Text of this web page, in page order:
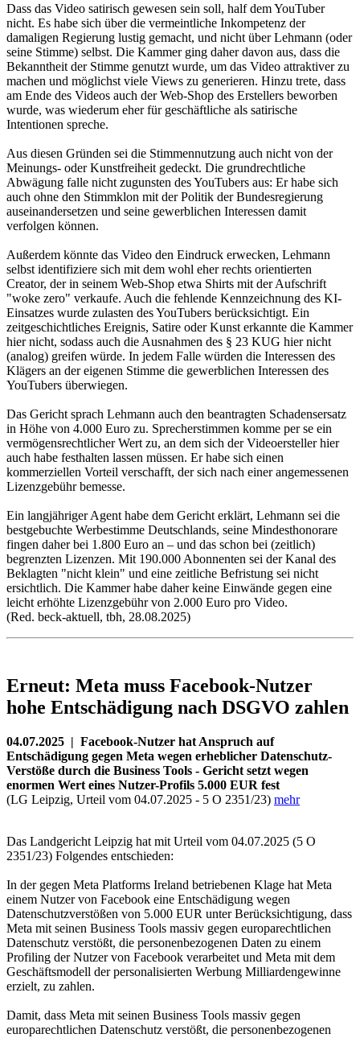
Dass das Video satirisch gewesen sein soll, half dem YouTuber
nicht. Es habe sich über die vermeintliche Inkompetenz der
damaligen Regierung lustig gemacht, und nicht über Lehmann (oder
seine Stimme) selbst. Die Kammer ging daher davon aus, dass die
Bekanntheit der Stimme genutzt wurde, um das Video attraktiver zu
machen und möglichst viele Views zu generieren. Hinzu trete, dass
am Ende des Videos auch der Web-Shop des Erstellers beworben
wurde, was wiederum eher für geschäftliche als satirische
Intentionen spreche.
Aus diesen Gründen sei die Stimmennutzung auch nicht von der
Meinungs- oder Kunstfreiheit gedeckt. Die grundrechtliche
Abwägung falle nicht zugunsten des YouTubers aus: Er habe sich
auch ohne den Stimmklon mit der Politik der Bundesregierung
auseinandersetzen und seine gewerblichen Interessen damit
verfolgen können.
Außerdem könnte das Video den Eindruck erwecken, Lehmann
selbst identifiziere sich mit dem wohl eher rechts orientierten
Creator, der in seinem Web-Shop etwa Shirts mit der Aufschrift
"woke zero" verkaufe. Auch die fehlende Kennzeichnung des KI-
Einsatzes wurde zulasten des YouTubers berücksichtigt. Ein
zeitgeschichtliches Ereignis, Satire oder Kunst erkannte die Kammer
hier nicht, sodass auch die Ausnahmen des § 23 KUG hier nicht
(analog) greifen würde. In jedem Falle würden die Interessen des
Klägers an der eigenen Stimme die gewerblichen Interessen des
YouTubers überwiegen.
Das Gericht sprach Lehmann auch den beantragten Schadensersatz
in Höhe von 4.000 Euro zu. Sprecherstimmen komme per se ein
vermögensrechtlicher Wert zu, an dem sich der Videoersteller hier
auch habe festhalten lassen müssen. Er habe sich einen
kommerziellen Vorteil verschafft, der sich nach einer angemessenen
Lizenzgebühr bemesse.
Ein langjähriger Agent habe dem Gericht erklärt, Lehmann sei die
bestgebuchte Werbestimme Deutschlands, seine Mindesthonorare
fingen daher bei 1.800 Euro an – und das schon bei (zeitlich)
begrenzten Lizenzen. Mit 190.000 Abonnenten sei der Kanal des
Beklagten "nicht klein" und eine zeitliche Befristung sei nicht
ersichtlich. Die Kammer habe daher keine Einwände gegen eine
leicht erhöhte Lizenzgebühr von 2.000 Euro pro Video.
(Red. beck-aktuell, tbh, 28.08.2025)
Erneut: Meta muss Facebook-Nutzer
hohe Entschädigung nach DSGVO zahlen
04.07.2025 | Facebook-Nutzer hat Anspruch auf
Entschädigung gegen Meta wegen erheblicher Datenschutz-
Verstöße durch die Business Tools - Gericht setzt wegen
enormen Wert eines Nutzer-Profils 5.000 EUR fest
(LG Leipzig, Urteil vom 04.07.2025 - 5 O 2351/23) mehr
Das Landgericht Leipzig hat mit Urteil vom 04.07.2025 (5 O
2351/23) Folgendes entschieden:
In der gegen Meta Platforms Ireland betriebenen Klage hat Meta
einem Nutzer von Facebook eine Entschädigung wegen
Datenschutzverstößen von 5.000 EUR unter Berücksichtigung, dass
Meta mit seinen Business Tools massiv gegen europarechtlichen
Datenschutz verstößt, die personenbezogenen Daten zu einem
Profiling der Nutzer von Facebook verarbeitet und Meta mit dem
Geschäftsmodell der personalisierten Werbung Milliardengewinne
erzielt, zu zahlen.
Damit, dass Meta mit seinen Business Tools massiv gegen
europarechtlichen Datenschutz verstößt, die personenbezogenen